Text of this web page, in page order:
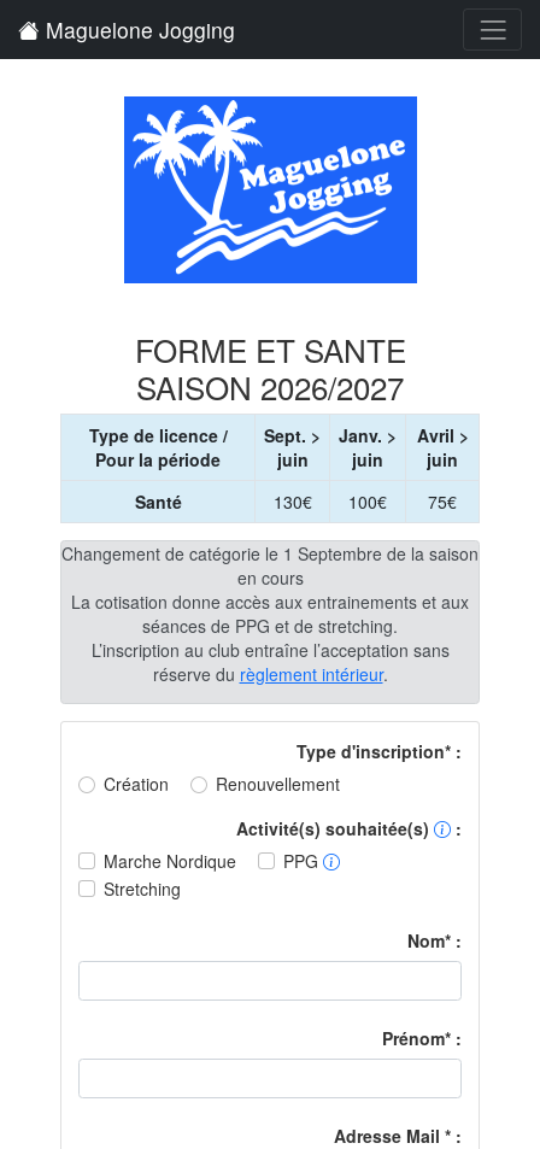
Maguelone Jogging
FORME ET SANTE
SAISON 2026/2027
Type de licence /
Pour la période
Sept. >
juin
Janv. >
juin
Avril >
juin
Santé
130€ 100€ 75€
Changement de catégorie le 1 Septembre de la saison
en cours
La cotisation donne accès aux entrainements et aux
séances de PPG et de stretching.
L’inscription au club entraîne l’acceptation sans
réserve du règlement intérieur.
Type d'inscription* :
Création
Renouvellement
Activité(s) souhaitée(s)
:
Marche Nordique
PPG
Stretching
Nom* :
Prénom* :
Adresse Mail * :